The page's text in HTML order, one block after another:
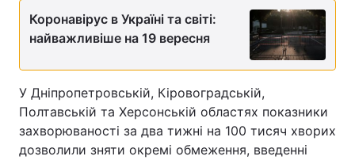
Коронавірус в Україні та світі:
найважливіше на 19 вересня
У Дніпропетровській, Кіровоградській,
Полтавській та Херсонській областях показники
захворюваності за два тижні на 100 тисяч хворих
дозволили зняти окремі обмеження, введенні